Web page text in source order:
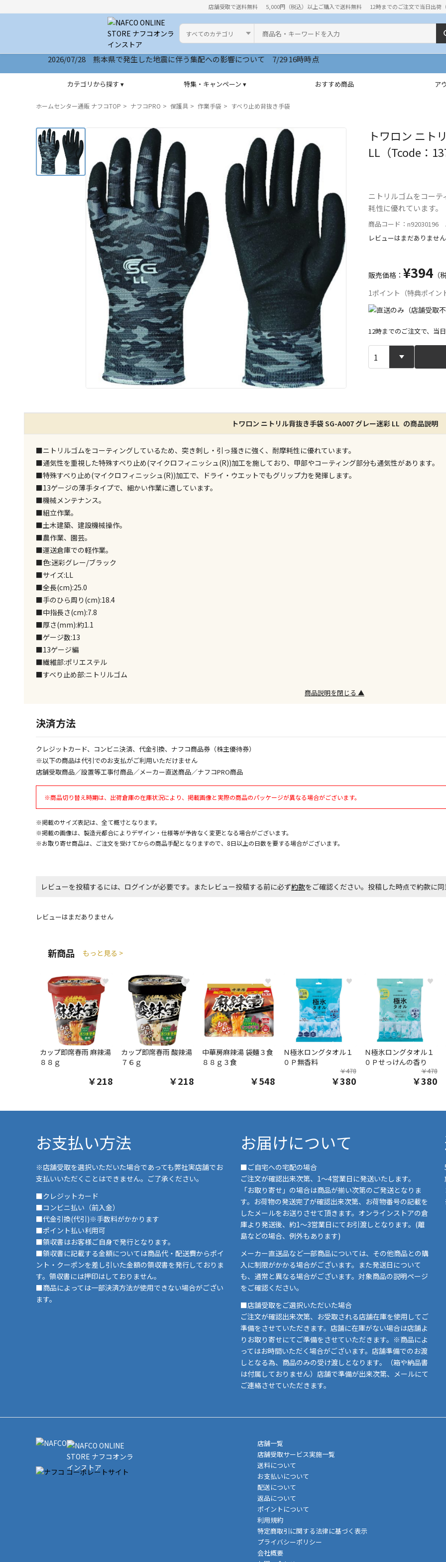
店舗受取で送料無料 5,000円（税込）以上ご購入で送料無料 12時までのご注文で当日出荷（
カテゴリ
検索キーワード
2026/07/28 サイトリニューアルいたしました
カテゴリから探す ▾ 特集・キャンペーン ▾ おすすめ商品 ア
ホームセンター通販 ナフコTOP ナフコPRO 保護具 作業手袋 すべり止め背抜き手袋
トワロン ニト
LL（Tcode：
ニトリルゴムをコー
耗性に優れています。
商品コード：n92030196
レビューはまだありません
販売価格： ¥394 （
1ポイント（特典ポイン
宅配や店舗
特定の店舗
ん）
委託業者によ
商品購入個
12時までのご注文で、当
トワロン ニトリル背抜き手袋 SG-A007 グレー迷彩 LL の商品説明
■ニトリルゴムをコーティングしているため、突き刺し・引っ掻きに強く、耐摩耗性に優れています。
■通気性を重視した特殊すべり止め(マイクロフィニッシュ(R))加工を施しており、甲部やコーティング部分も通気性があります。
■特殊すべり止め(マイクロフィニッシュ(R))加工で、ドライ・ウエットでもグリップ力を発揮します。
■13ゲージの薄手タイプで、細かい作業に適しています。
■機械メンテナンス。
■組立作業。
■土木建築、建設機械操作。
■農作業、園芸。
■運送倉庫での軽作業。
■色:迷彩グレー/ブラック
■サイズ:LL
■全長(cm):25.0
■手のひら周り(cm):18.4
■中指長さ(cm):7.8
■厚さ(mm):約1.1
■ゲージ数:13
■13ゲージ編
■繊維部:ポリエステル
■すべり止め部:ニトリルゴム
商品説明を閉じる ▲
決済方法
クレジットカード、コンビニ決済、代金引換、ナフコ商品券（株主優待券）
※以下の商品は代引でのお支払がご利用いただけません
店舗受取商品／設置等工事付商品／メーカー直送商品／ナフコPRO商品
※商品切り替え時期は、出荷倉庫の在庫状況により、掲載画像と実際の商品のパッケージが異なる場合がございます。
※掲載のサイズ表記は、全て概寸となります。
※掲載の画像は、製造元都合によりデザイン・仕様等が予告なく変更となる場合がございます。
※お取り寄せ商品は、ご注文を受けてからの商品手配となりますので、8日以上の日数を要する場合がございます。
レビューを投稿するには、ログインが必要です。またレビュー投稿する前に必ず約款をご確認ください。投稿した時点で約款
レビューはまだありません
新商品 もっと見る >
♥
カップ即席春雨 麻辣湯
８８ｇ
￥218
♥
カップ即席春雨 酸辣湯
７６ｇ
￥218
♥
中華房麻辣湯 袋麺３食
８８ｇ３食
￥548
♥
Ｎ極氷ロングタオル１
０Ｐ無香料
￥478
￥380
♥
Ｎ極氷ロングタオル１
０Ｐせっけんの香り
￥478
￥380
お支払い方法
※店舗受取を選択いただいた場合であっても弊社実店舗でお
支払いいただくことはできません。ご了承ください。
■クレジットカード
■コンビニ払い（前入金）
■代金引換(代引)※手数料がかかります
■ポイント払い利用可
■領収書はお客様ご自身で発行となります。
■領収書に記載する金額については商品代・配送費からポイ
ント・クーポンを差し引いた金額の領収書を発行しておりま
す。領収書には押印はしておりません。
■商品によっては一部決済方法が使用できない場合がござい
ます。
お届けについて
■ご自宅への宅配の場合
ご注文が確認出来次第、1～4営業日に発送いたします。
「お取り寄せ」の場合は商品が揃い次第のご発送となりま
す。お荷物の発送完了が確認出来次第、お荷物番号の記載を
したメールをお送りさせて頂きます。オンラインストアの倉
庫より発送後、約1～3営業日にてお引渡しとなります。(離
島などの場合、例外もあります)
メーカー直送品など一部商品については、その他商品との購
入に制限がかかる場合がございます。また発送日について
も、通常と異なる場合がございます。対象商品の説明ページ
をご確認ください。
■店舗受取をご選択いただいた場合
ご注文が確認出来次第、お受取される店舗在庫を使用してご
準備をさせていただきます。店舗に在庫がない場合は店舗よ
りお取り寄せにてご準備をさせていただきます。※商品によ
ってはお時間いただく場合がございます。店舗準備でのお渡
しとなる為、商品のみの受け渡しとなります。（箱や納品書
は付属しておりません）店舗で準備が出来次第、メールにて
ご連絡させていただきます。
店舗一覧
店舗受取サービス実施一覧
送料について
お支払いについて
配送について
返品について
ポイントについて
利用規約
特定商取引に関する法律に基づく表示
プライバシーポリシー
会社概要